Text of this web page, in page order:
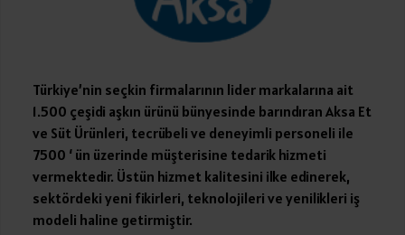
Türkiye’nin seçkin firmalarının lider markalarına ait
1.500 çeşidi aşkın ürünü bünyesinde barındıran Aksa Et
ve Süt Ürünleri, tecrübeli ve deneyimli personeli ile
7500 ‘ ün üzerinde müşterisine tedarik hizmeti
vermektedir. Üstün hizmet kalitesini ilke edinerek,
sektördeki yeni fikirleri, teknolojileri ve yenilikleri iş
modeli haline getirmiştir.